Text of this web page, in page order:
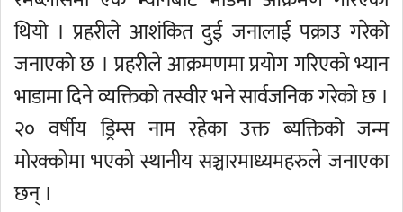
थियो । प्रहरीले आशंकित दुई जनालाई पक्राउ गरेको
जनाएको छ । प्रहरीले आक्रमणमा प्रयोग गरिएको भ्यान
भाडामा दिने व्यक्तिको तस्वीर भने सार्वजनिक गरेको छ ।
२० वर्षीय ड्रिम्स नाम रहेका उक्त ब्यक्तिको जन्म
मोरक्कोमा भएको स्थानीय सञ्चारमाध्यमहरुले जनाएका
छन् ।